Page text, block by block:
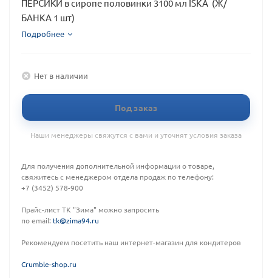
ПЕРСИКИ в сиропе половинки 3100 мл ISKA (Ж/
БАНКА 1 шт)
Подробнее
Нет в наличии
Под заказ
Наши менеджеры свяжутся с вами и уточнят условия заказа
Для получения дополнительной информации о товаре,
свяжитесь с менеджером отдела продаж по телефону:
+7 (3452) 578-900
Прайс-лист ТК "Зима" можно запросить
по email: tk@zima94.ru
Рекомендуем посетить наш интернет-магазин для кондитеров
Crumble-shop.ru